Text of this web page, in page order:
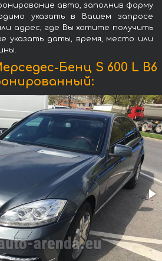
авто, заполнив форму
указать в Вашем запросе
адрес, где Вы хотите получить
указать даты, время, место или
Бенц S 600 L B6